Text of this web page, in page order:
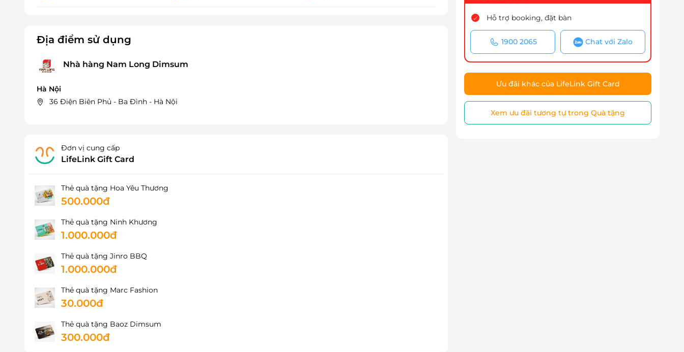
Địa điểm sử dụng
Nhà hàng Nam Long Dimsum
Hà Nội
36 Điện Biên Phủ - Ba Đình - Hà Nội
Đơn vị cung cấp
LifeLink Gift Card
Thẻ quà tặng Hoa Yêu Thương
500.000đ
Thẻ quà tặng Ninh Khương
1.000.000đ
Thẻ quà tặng Jinro BBQ
1.000.000đ
Thẻ quà tặng Marc Fashion
30.000đ
Thẻ quà tặng Baoz Dimsum
300.000đ
Hỗ trợ booking, đặt bàn
1900 2065 Chat với Zalo
Ưu đãi khác của LifeLink Gift Card
Xem ưu đãi tương tự trong Quà tặng